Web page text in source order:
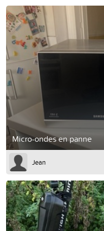
Micro-ondes en panne
Jean